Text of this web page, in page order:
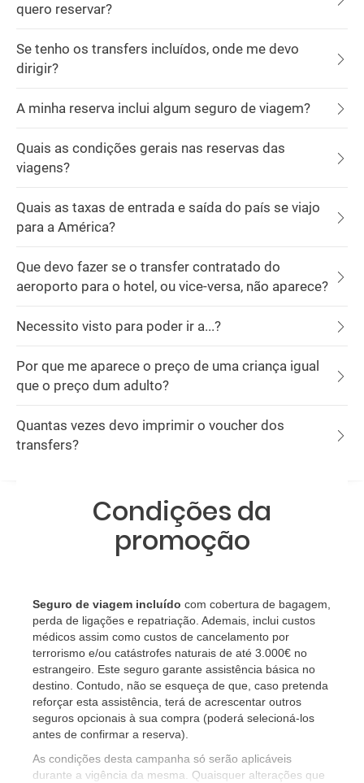
quero reservar?
Se tenho os transfers incluídos, onde me devo
dirigir?
A minha reserva inclui algum seguro de viagem?
Quais as condições gerais nas reservas das
viagens?
Quais as taxas de entrada e saída do país se viajo
para a América?
Que devo fazer se o transfer contratado do
aeroporto para o hotel, ou vice-versa, não aparece?
Necessito visto para poder ir a...?
Por que me aparece o preço de uma criança igual
que o preço dum adulto?
Quantas vezes devo imprimir o voucher dos
transfers?
Condições da
promoção
Seguro de viagem incluído com cobertura de bagagem,
perda de ligações e repatriação. Ademais, inclui custos
médicos assim como custos de cancelamento por
terrorismo e/ou catástrofes naturais de até 3.000€ no
estrangeiro. Este seguro garante assistência básica no
destino. Contudo, não se esqueça de que, caso pretenda
reforçar esta assistência, terá de acrescentar outros
seguros opcionais à sua compra (poderá selecioná-los
antes de confirmar a reserva).
As condições desta campanha só serão aplicáveis
durante a vigência da mesma. Quaisquer alterações que